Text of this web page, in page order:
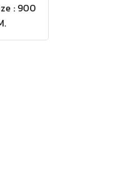
: 900